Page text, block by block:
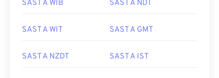
SAST A WIB SAST A NDT
SAST A WIT SAST A GMT
SAST A NZDT SAST A IST